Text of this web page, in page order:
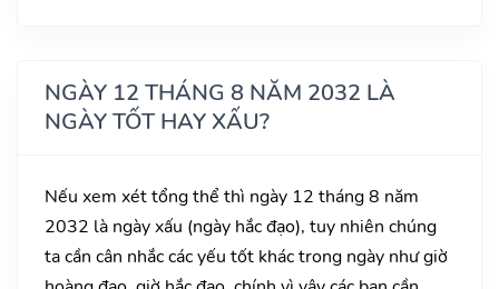
NGÀY 12 THÁNG 8 NĂM 2032 LÀ
NGÀY TỐT HAY XẤU?
Nếu xem xét tổng thể thì ngày 12 tháng 8 năm
2032 là ngày xấu (ngày hắc đạo), tuy nhiên chúng
ta cần cân nhắc các yếu tốt khác trong ngày như giờ